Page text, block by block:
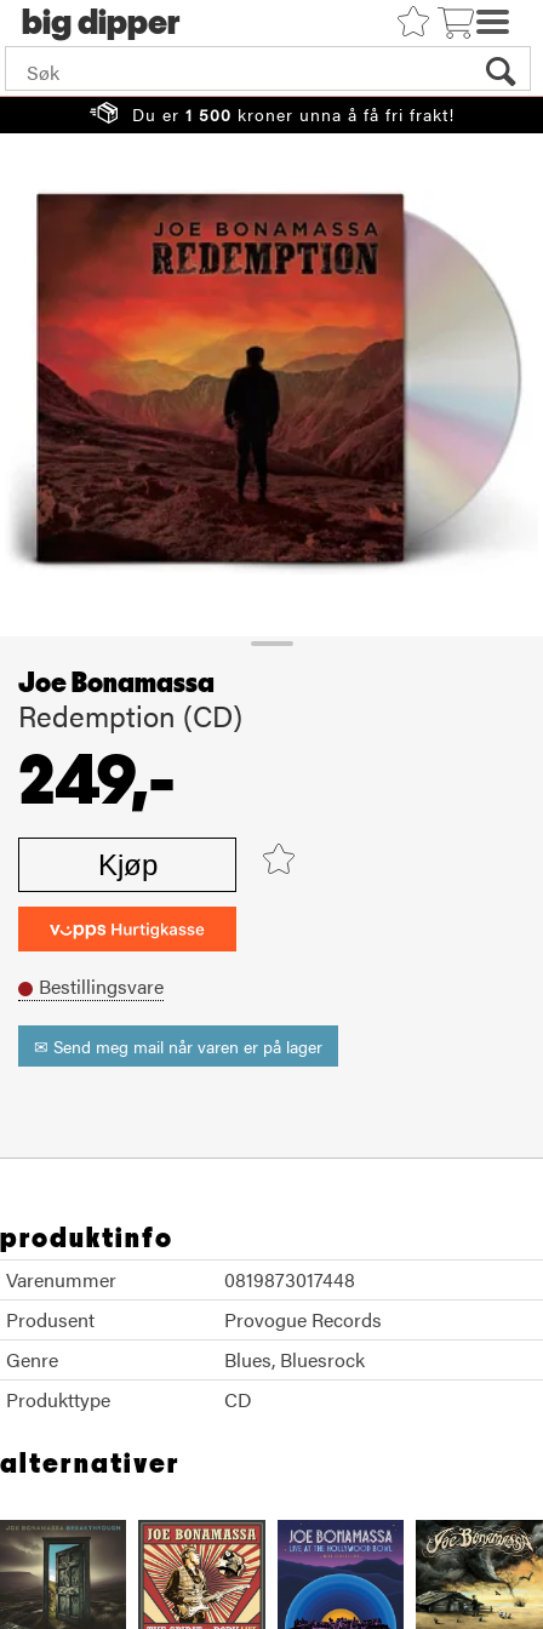
big
Du er 1 500 kroner unna å få fri frakt!
Joe Bonamassa
Redemption (CD)
249,-
Kjøp
Bestillingsvare
✉ Send meg mail når varen er på lager
produktinfo
Varenummer
0819873017448
Produsent
Provogue Records
Genre
Blues Bluesrock
Produkttype
CD
alternativer